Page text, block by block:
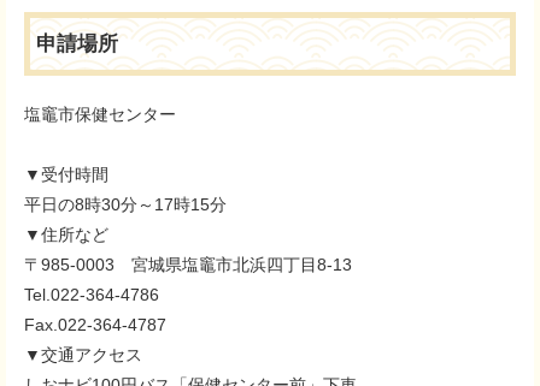
申請場所
塩竈市保健センター
▼受付時間
平日の8時30分～17時15分
▼住所など
〒985-0003 宮城県塩竈市北浜四丁目8-13
Tel.022-364-4786
Fax.022-364-4787
▼交通アクセス